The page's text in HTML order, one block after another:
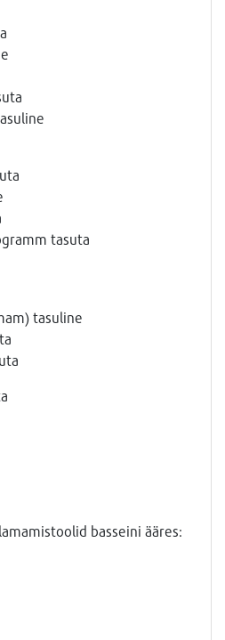
tasuta
tasuline
basseini ääres: